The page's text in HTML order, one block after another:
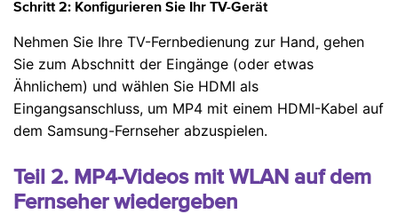
Schritt 2: Konfigurieren Sie Ihr TV-Gerät
Nehmen Sie Ihre TV-Fernbedienung zur Hand, gehen
Sie zum Abschnitt der Eingänge (oder etwas
Ähnlichem) und wählen Sie HDMI als
Eingangsanschluss, um MP4 mit einem HDMI-Kabel auf
dem Samsung-Fernseher abzuspielen.
Teil 2. MP4-Videos mit WLAN auf dem
Fernseher wiedergeben